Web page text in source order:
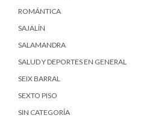
ROMÁNTICA
SAJALÍN
SALAMANDRA
SALUD Y DEPORTES EN GENERAL
SEIX BARRAL
SEXTO PISO
SIN CATEGORÍA